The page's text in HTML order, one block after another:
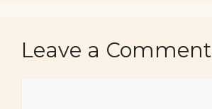
Leave a Comment